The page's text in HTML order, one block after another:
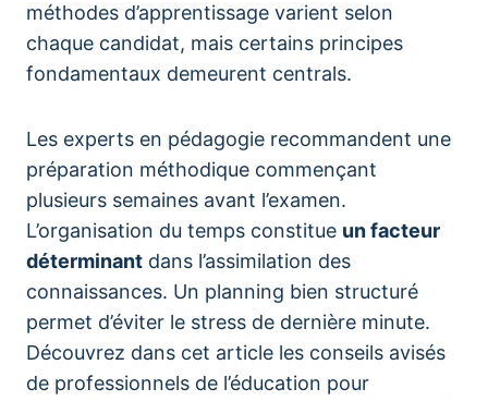
méthodes d’apprentissage varient selon
chaque candidat, mais certains principes
fondamentaux demeurent centrals.
Les experts en pédagogie recommandent une
préparation méthodique commençant
plusieurs semaines avant l’examen.
L’organisation du temps constitue un facteur
déterminant dans l’assimilation des
connaissances. Un planning bien structuré
permet d’éviter le stress de dernière minute.
Découvrez dans cet article les conseils avisés
de professionnels de l’éducation pour